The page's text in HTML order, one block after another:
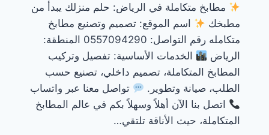
مطابخ متكاملة في الرياض: حلم منزلك يبدأ من
مطبخك
اسم الموقع: تصميم وتصنيع مطابخ
متكامله رقم التواصل: 0557094290 المنطقة:
الرياض
الخدمات الأساسية: تفصيل وتركيب
المطابخ المتكاملة، تصميم داخلي، تصنيع حسب
الطلب، صيانة وتطوير.
تواصل معنا عبر واتساب
اتصل بنا الآن أهلاً وسهلاً بكم في عالم المطابخ
المتكاملة، حيث الأناقة تلتقي…